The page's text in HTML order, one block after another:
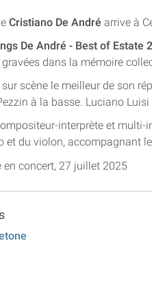
Cristiano De André arrive à
De André - Best of Estate
dans la mémoire
sur scène le meilleur de son
à la basse. Luciano
interprète et
et du violon, accompagnant